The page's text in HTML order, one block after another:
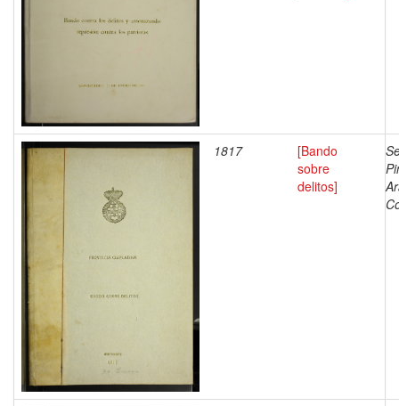
1817
[Bando
sobre
delitos]